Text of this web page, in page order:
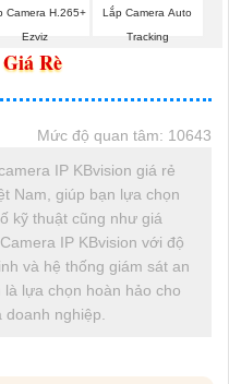
Camera H.265+
Ezviz
Lắp Camera Auto
Tracking
Rè
Mức độ quan tâm: 10643
IP KBvision giá rẻ
Nam, giúp bạn lựa chọn
kỹ thuật cũng như giá
IP KBvision với độ
và hệ thống giám sát an
là lựa chọn hoàn hảo cho
nghiệp.